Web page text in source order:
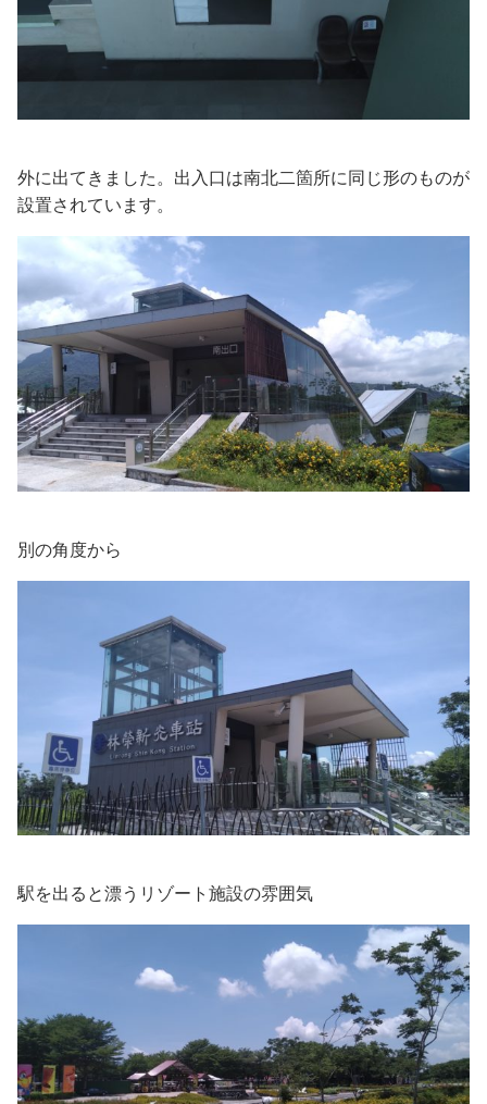
外に出てきました。出入口は南北二箇所に同じ形のものが
設置されています。
別の角度から
駅を出ると漂うリゾート施設の雰囲気